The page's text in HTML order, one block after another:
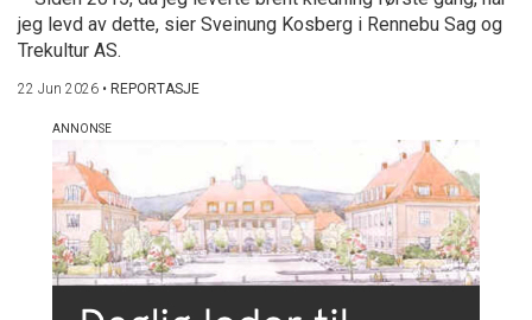
jeg levd av dette, sier Sveinung Kosberg i Rennebu Sag og
Trekultur AS.
22 Jun 2026 • REPORTASJE